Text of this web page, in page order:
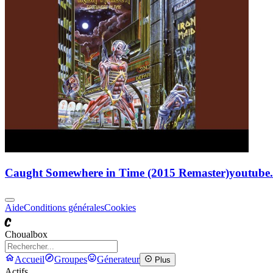
Caught Somewhere in Time (2015 Remaster)
AideConditions généralesCookies
C
Choualbox
Accueil Groupes Génerateur Plus